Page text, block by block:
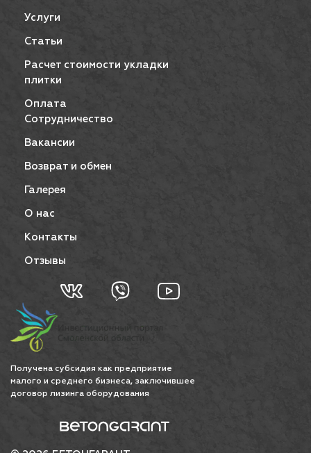
Услуги
Статьи
Расчет стоимости укладки
плитки
Оплата
Сотрудничество
Вакансии
Возврат и обмен
Галерея
О нас
Контакты
Отзывы
Получена субсидия как предприятие
малого и среднего бизнеса, заключившее
договор лизинга оборудования